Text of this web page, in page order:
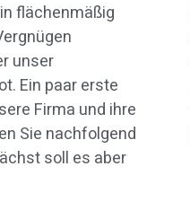
flächenmäßig
unser
Ein paar erste
Firma und ihre
Sie nachfolgend
soll es aber
rund
Firma zur
wir Ihnen